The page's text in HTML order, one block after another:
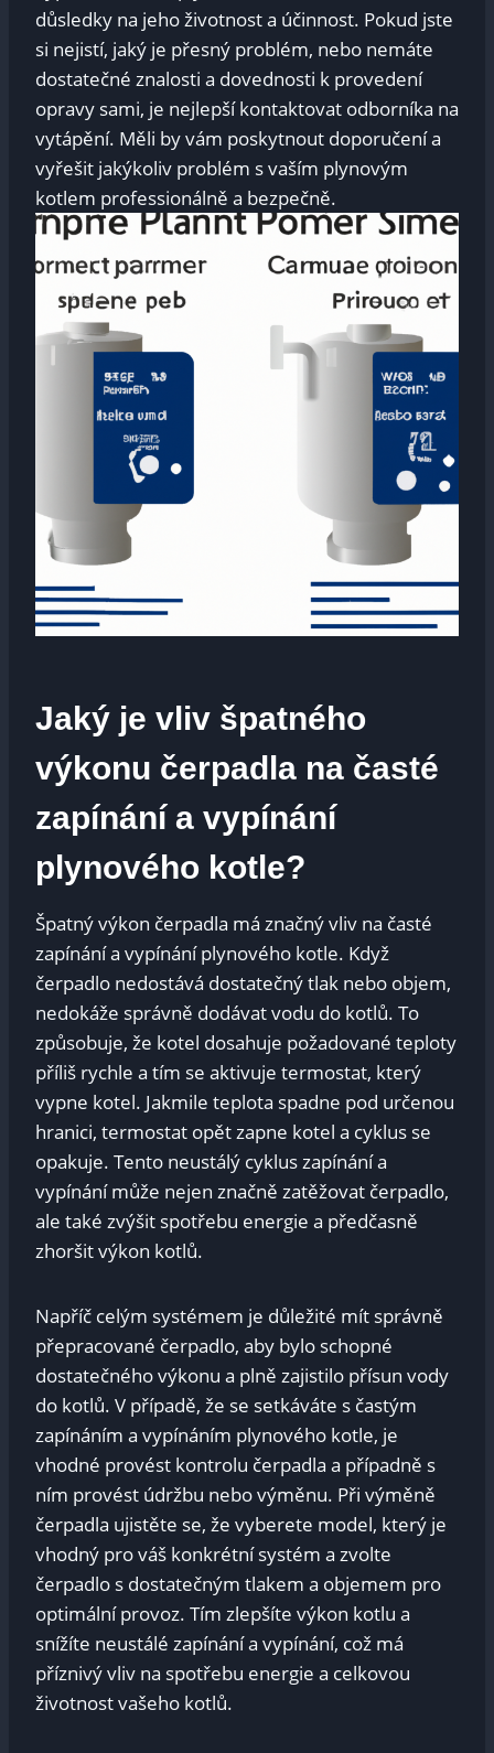
důsledky na jeho životnost a účinnost. Pokud jste
si nejistí, jaký je přesný problém, nebo nemáte
dostatečné znalosti a dovednosti k provedení
opravy sami, je nejlepší kontaktovat odborníka na
vytápění. Měli by vám poskytnout doporučení a
vyřešit jakýkoliv problém s vaším plynovým
kotlem professionálně a bezpečně.
Jaký je vliv špatného
výkonu čerpadla na časté
zapínání a vypínání
plynového kotle?
Špatný výkon čerpadla má značný vliv na časté
zapínání a vypínání plynového kotle. Když
čerpadlo nedostává dostatečný tlak nebo objem,
nedokáže správně dodávat vodu do kotlů. To
způsobuje, že kotel dosahuje požadované teploty
příliš rychle a tím se aktivuje termostat, který
vypne kotel. Jakmile teplota spadne pod určenou
hranici, termostat opět zapne kotel a cyklus se
opakuje. Tento neustálý cyklus zapínání a
vypínání může nejen značně zatěžovat čerpadlo,
ale také zvýšit spotřebu energie a předčasně
zhoršit výkon kotlů.
Napříč celým systémem je důležité mít správně
přepracované čerpadlo, aby bylo schopné
dostatečného výkonu a plně zajistilo přísun vody
do kotlů. V případě, že se setkáváte s častým
zapínáním a vypínáním plynového kotle, je
vhodné provést kontrolu čerpadla a případně s
ním provést údržbu nebo výměnu. Při výměně
čerpadla ujistěte se, že vyberete model, který je
vhodný pro váš konkrétní systém a zvolte
čerpadlo s dostatečným tlakem a objemem pro
optimální provoz. Tím zlepšíte výkon kotlu a
snížíte neustálé zapínání a vypínání, což má
příznivý vliv na spotřebu energie a celkovou
životnost vašeho kotlů.